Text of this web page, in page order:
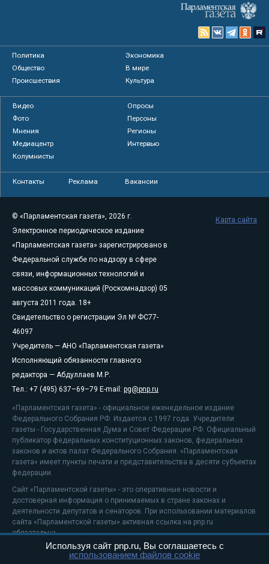
Политика
Экономика
Общество
В мире
Происшествия
Культура
Видео
Опросы
Фото
Персоны
Мнения
Регионы
Медиацентр
Интервью
Колумнисты
Контакты Реклама Вакансии
© «Парламентская газета», 2026 г.
Электронное периодическое издание
«Парламентская газета» зарегистрировано в
Федеральной службе по надзору в сфере
связи, информационных технологий и
массовых коммуникаций (Роскомнадзор) 05
августа 2011 года. 18+
Свидетельство о регистрации Эл № ФС77-
46097
Учредитель — АНО «Парламентская газета»
Исполняющий обязанности главного
редактора — Абдуллаев М.Р.
Тел.: +7 (495) 637–69–79 E-mail: pg@pnp.ru
«Парламентская газета» - официальное еженедельное издание
Федерального Собрания РФ. Издается с 1997 года. Учредители
газеты - Государственная Дума и Совет Федерации РФ. Официальный
публикатор федеральных конституционных законов, федеральных
законов и актов палат Федерального Собрания. «Парламентская
газета» имеет пункты печати и представительства в десяти субъектах
федерации.
Сайт «Парламентской газеты» - это оперативные новости и
достоверная информация о принимаемых в стране законах и
деятельности депутатов и сенаторов. При использовании материалов
сайта «Парламентской газеты» активная ссылка на pnp.ru
обязательна.
На информационном ресурсе применяютсярекомендательные
Карта сайта
Используя сайт pnp.ru, Вы соглашаетесь с
использованием файлов cookie